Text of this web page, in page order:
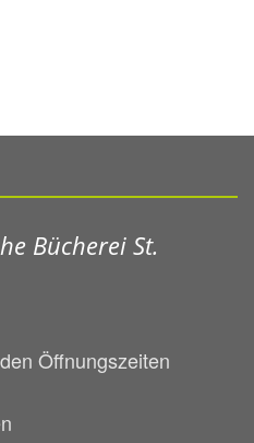
Bücherei St.
Öffnungszeiten